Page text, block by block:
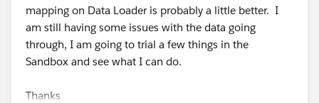
mapping on Data Loader is probably a little better. I
am still having some issues with the data going
through, I am going to trial a few things in the
Sandbox and see what I can do.
Thanks